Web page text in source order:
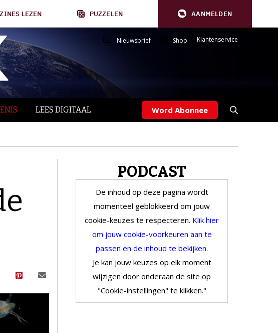
LEZEN PUZZELEN AANMELDEN
Nieuwsbrief Shop Klantenservice
LEES DIGITAAL Word Abonnee
PODCAST
De inhoud op deze pagina wordt
momenteel geblokkeerd om jouw
cookie-keuzes te respecteren. Klik hier
om jouw cookie-voorkeuren aan te
passen en de inhoud te bekijken.
Je kan jouw keuzes op elk moment
wijzigen door onderaan de site op
"Cookie-instellingen" te klikken."